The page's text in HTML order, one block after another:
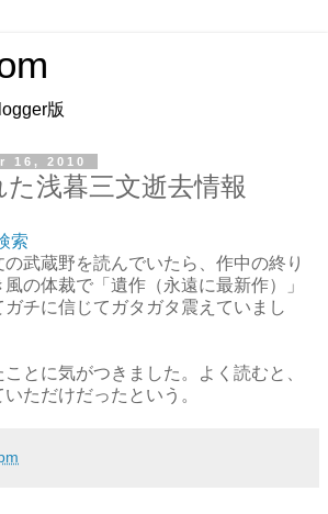
版
16, 2010
浅暮三文逝去情報
索
武蔵野を読んでいたら、作中の終り
の体裁で「遺作（永遠に最新作）」
チに信じてガタガタ震えていまし
とに気がつきました。よく読むと、
ただけだったという。